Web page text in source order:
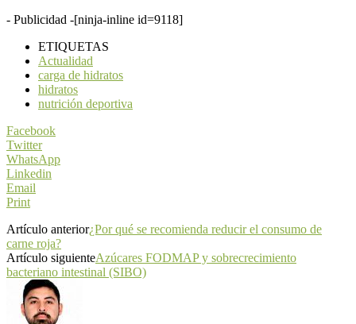
- Publicidad -[ninja-inline id=9118]
ETIQUETAS
Actualidad
carga de hidratos
hidratos
nutrición deportiva
Facebook
Twitter
WhatsApp
Linkedin
Email
Print
Artículo anterior¿Por qué se recomienda reducir el consumo de
carne roja?
Artículo siguienteAzúcares FODMAP y sobrecrecimiento
bacteriano intestinal (SIBO)